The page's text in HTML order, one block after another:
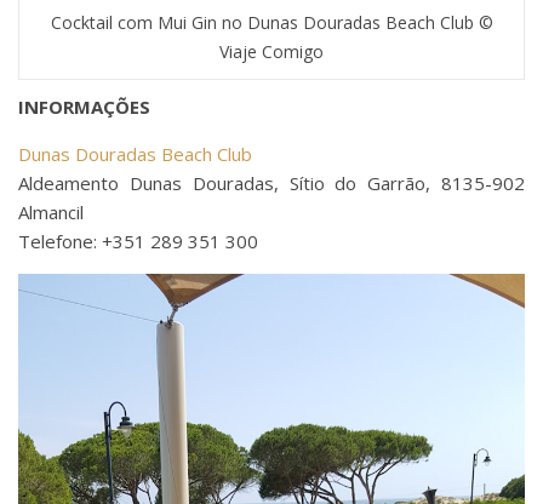
Cocktail com Mui Gin no Dunas Douradas Beach Club ©
Viaje Comigo
INFORMAÇÕES
Dunas Douradas Beach Club
Aldeamento Dunas Douradas, Sítio do Garrão, 8135-902
Almancil
Telefone: +351 289 351 300